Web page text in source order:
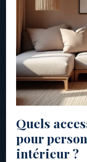
Quels
pour
intérieur ?